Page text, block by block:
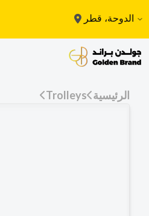
الدوحة، قطر
الرئيسية Trolleys